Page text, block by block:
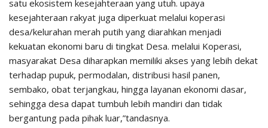
satu ekosistem kesejahteraan yang utuh. upaya
kesejahteraan rakyat juga diperkuat melalui koperasi
desa/kelurahan merah putih yang diarahkan menjadi
kekuatan ekonomi baru di tingkat Desa. melalui Koperasi,
masyarakat Desa diharapkan memiliki akses yang lebih dekat
terhadap pupuk, permodalan, distribusi hasil panen,
sembako, obat terjangkau, hingga layanan ekonomi dasar,
sehingga desa dapat tumbuh lebih mandiri dan tidak
bergantung pada pihak luar,”tandasnya.